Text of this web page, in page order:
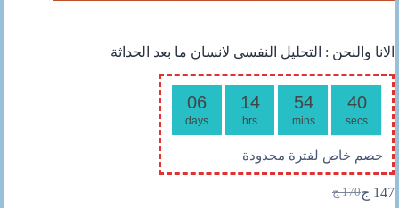
الانا والنحن : التحليل النفسى لانسان ما بعد الحداثة
06
days
14
hrs
54
mins
39
secs
خصم خاص لفترة محدودة
170 ج
السعر
147 جالسعر